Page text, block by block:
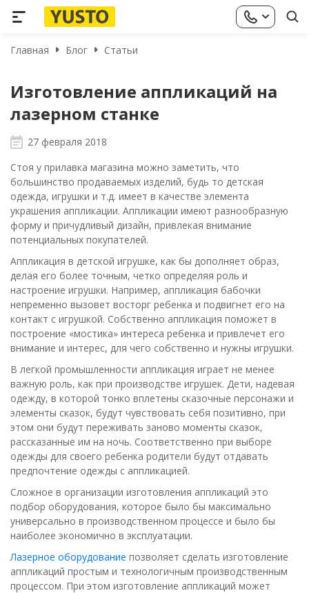
Главная Блог Статьи
Изготовление аппликаций на
лазерном станке
27 февраля 2018
Стоя у прилавка магазина можно заметить, что
большинство продаваемых изделий, будь то детская
одежда, игрушки и т.д. имеет в качестве элемента
украшения аппликации. Аппликации имеют разнообразную
форму и причудливый дизайн, привлекая внимание
потенциальных покупателей.
Аппликация в детской игрушке, как бы дополняет образ,
делая его более точным, четко определяя роль и
настроение игрушки. Например, аппликация бабочки
непременно вызовет восторг ребенка и подвигнет его на
контакт с игрушкой. Собственно аппликация поможет в
построение «мостика» интереса ребенка и привлечет его
внимание и интерес, для чего собственно и нужны игрушки.
В легкой промышленности аппликация играет не менее
важную роль, как при производстве игрушек. Дети, надевая
одежду, в которой тонко вплетены сказочные персонажи и
элементы сказок, будут чувствовать себя позитивно, при
этом они будут переживать заново моменты сказок,
рассказанные им на ночь. Соответственно при выборе
одежды для своего ребенка родители будут отдавать
предпочтение одежды с аппликацией.
Сложное в организации изготовления аппликаций это
подбор оборудования, которое было бы максимально
универсально в производственном процессе и было бы
наиболее экономично в эксплуатации.
Лазерное оборудование позволяет сделать изготовление
аппликаций простым и технологичным производственным
процессом. При этом изготовление аппликаций может